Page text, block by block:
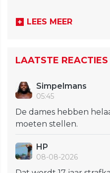
LEES MEER
LAATSTE REACTIES
Simpelmans
05:45
De dames hebben
moeten stellen.
HP
08-08-2026